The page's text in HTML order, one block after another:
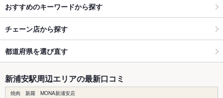
おすすめのキーワードから探す
チェーン店から探す
都道府県を選び直す
新浦安駅周辺エリアの最新口コミ
焼肉 新羅 MONA新浦安店